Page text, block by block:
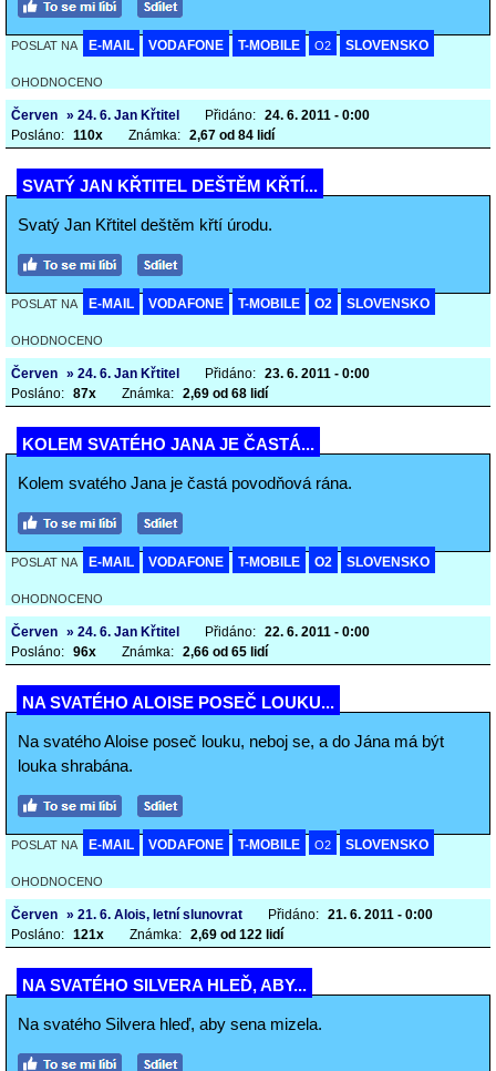
POSLAT NA E-MAIL VODAFONE T-MOBILE O2 SLOVENSKO
OHODNOCENO
Červen » 24. 6. Jan Křtitel Přidáno: 24. 6. 2011 - 0:00
Posláno: 110x Známka: 2,67 od 84 lidí
SVATÝ JAN KŘTITEL DEŠTĚM KŘTÍ...
Svatý Jan Křtitel deštěm křtí úrodu.
POSLAT NA E-MAIL VODAFONE T-MOBILE O2 SLOVENSKO
OHODNOCENO
Červen » 24. 6. Jan Křtitel Přidáno: 23. 6. 2011 - 0:00
Posláno: 87x Známka: 2,69 od 68 lidí
KOLEM SVATÉHO JANA JE ČASTÁ...
Kolem svatého Jana je častá povodňová rána.
POSLAT NA E-MAIL VODAFONE T-MOBILE O2 SLOVENSKO
OHODNOCENO
Červen » 24. 6. Jan Křtitel Přidáno: 22. 6. 2011 - 0:00
Posláno: 96x Známka: 2,66 od 65 lidí
NA SVATÉHO ALOISE POSEČ LOUKU...
Na svatého Aloise poseč louku, neboj se, a do Jána má být
louka shrabána.
POSLAT NA E-MAIL VODAFONE T-MOBILE O2 SLOVENSKO
OHODNOCENO
Červen » 21. 6. Alois, letní slunovrat Přidáno: 21. 6. 2011 - 0:00
Posláno: 121x Známka: 2,69 od 122 lidí
NA SVATÉHO SILVERA HLEĎ, ABY...
Na svatého Silvera hleď, aby sena mizela.